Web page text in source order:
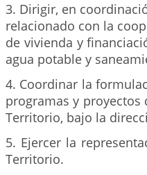
3. Dirigir, en
relacionado con la
de vivienda y
agua potable y
4. Coordinar la
programas y proyectos
Territorio, bajo la
5. Ejercer la
Territorio.